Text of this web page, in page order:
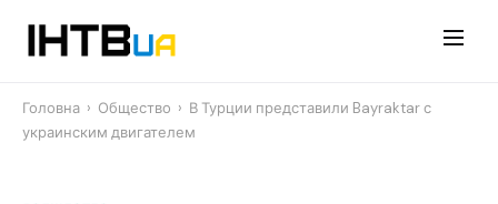
Головна › Общество › В Турции представили Bayraktar с
украинским двигателем